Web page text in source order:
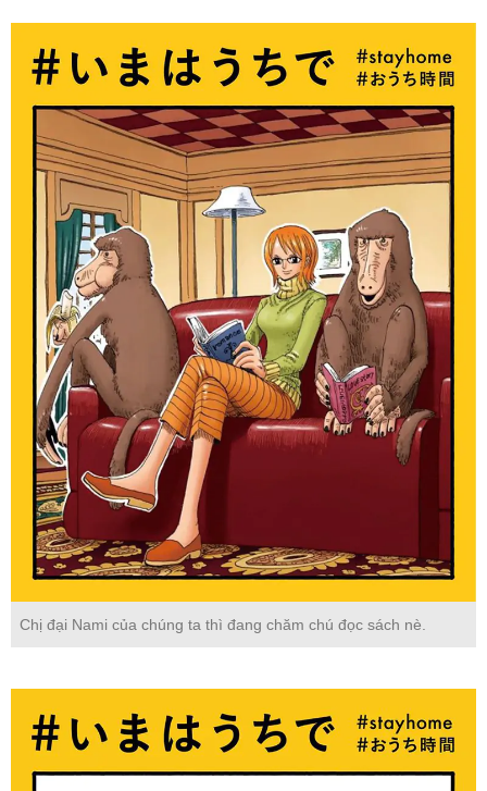
Chị đại Nami của chúng ta thì đang chăm chú đọc sách nè.